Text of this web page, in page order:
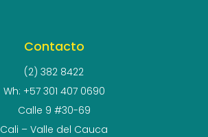
Contacto
(2) 382 8422
Wh: +57 301 407 0690
Calle 9 #30-69
Cali – Valle del Cauca